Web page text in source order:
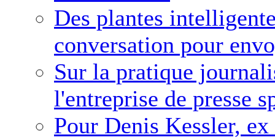
Des plantes
conversation pour
Sur la pratique
l'entreprise de presse
Pour Denis Kessler,